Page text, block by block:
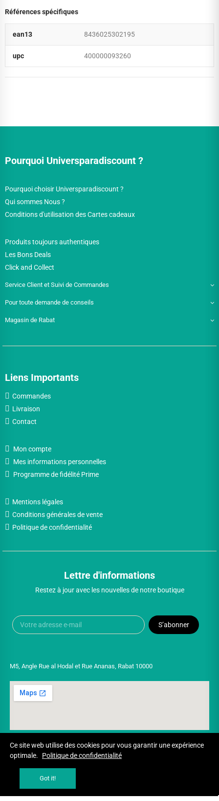
Références spécifiques
ean13 8436025302195
upc 400000093260
Pourquoi Universparadiscount ?
Pourquoi choisir Universparadiscount ?
Qui sommes Nous ?
Conditions d'utilisation des Cartes cadeaux
Produits toujours authentiques
Les Bons Deals
Click and Collect
Service Client et Suivi de Commandes
Pour toute demande de conseils
Magasin de Rabat
Liens Importants
Commandes
Livraison
Contact
Mon compte
Mes informations personnelles
Programme de fidélité Prime
Mentions légales
Conditions générales de vente
Politique de confidentialité
Lettre d'informations
Restez à jour avec les nouvelles de notre boutique
S’abonner
M5, Angle Rue al Hodal et Rue Ananas, Rabat 10000
Ce site web utilise des cookies pour vous garantir une expérience
optimale.
Politique de confidentialité
Got it!